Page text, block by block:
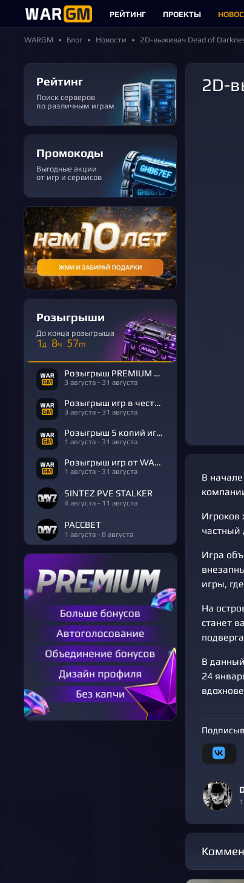
РЕЙТИНГ ПРОЕКТЫ
WARGM Блог Новости 2D-выживач Dead of
Рейтинг
Поиск серверов
по различным играм
Промокоды
Выгодные акции
от игр и сервисов
Розыгрыши
До конца розыгрыша
1д 8ч 57m
Розыгрыш PREMIUM в честь Дня Рождения
3 августа - 31 августа
Розыгрыш игр в честь Дня Рождения
3 августа - 31 августа
Розыгрыш 5 копий игры R.E.P.O.
1 августа - 31 августа
Розыгрыш игр от WARGM
1 августа - 31 августа
SINTEZ PVE STALKER
4 августа - 11 августа
РАССВЕТ
1 августа - 8 августа
В
Игроков
частный
Игра
игры,
На
станет
В
24